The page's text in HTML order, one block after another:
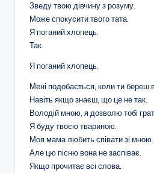
Зведу твою дівчину з розуму.
Може спокусити твого тата.
Я поганий хлопець.
Так.
Я поганий хлопець.
Мені подобається, коли ти береш
Навіть якщо знаєш, що це не так.
Володій мною, я дозволю тобі
Я буду твоєю твариною.
Моя мама любить співати зі мною.
Але цю пісню вона не заспіває.
Якщо прочитає всі слова.